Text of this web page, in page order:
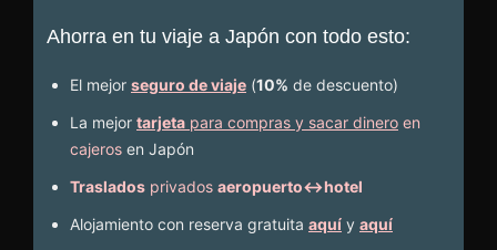
Ahorra en tu viaje a Japón con todo esto:
El mejor seguro de viaje (10% de descuento)
La mejor tarjeta para compras y sacar dinero en
cajeros en Japón
Traslados privados aeropuerto↔hotel
Alojamiento con reserva gratuita aquí y aquí